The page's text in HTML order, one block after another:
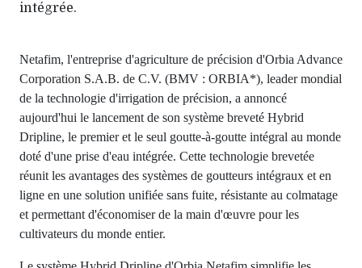
intégrée.
Netafim, l'entreprise d'agriculture de précision d'Orbia Advance
Corporation S.A.B. de C.V. (BMV : ORBIA*), leader mondial
de la technologie d'irrigation de précision, a annoncé
aujourd'hui le lancement de son système breveté Hybrid
Dripline, le premier et le seul goutte-à-goutte intégral au monde
doté d'une prise d'eau intégrée. Cette technologie brevetée
réunit les avantages des systèmes de goutteurs intégraux et en
ligne en une solution unifiée sans fuite, résistante au colmatage
et permettant d'économiser de la main d'œuvre pour les
cultivateurs du monde entier.